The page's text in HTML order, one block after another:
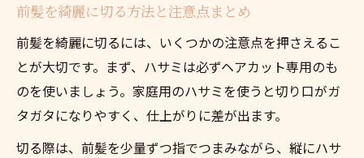
セルフカットと美容院料金の違いを知ろう
前髪セルフカットと美容院の料金差を比較
前髪カットだけならかかる費用の相場感
自分で切る前髪とサロン仕上げのコスパ検
証
前髪カット料金で気をつけたいポイント集
前髪を綺麗に切る方法と注意点まとめ
前髪を綺麗に切るには、いくつかの注意点を押さえるこ
とが大切です。まず、ハサミは必ずヘアカット専用のも
のを使いましょう。家庭用のハサミを使うと切り口がガ
タガタになりやすく、仕上がりに差が出ます。
切る際は、前髪を少量ずつ指でつまみながら、縦にハサ